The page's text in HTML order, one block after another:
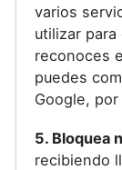
varios
utilizar
reconoces
puedes
Google,
5. Bloquea
recibiendo